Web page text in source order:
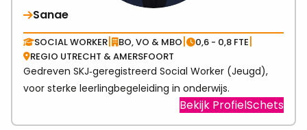
Sanae
SOCIAL WORKER| BO, VO & MBO| 0,6 - 0,8 FTE|
REGIO UTRECHT & AMERSFOORT
Gedreven SKJ‑geregistreerd Social Worker (Jeugd),
voor sterke leerlingbegeleiding in onderwijs.
Bekijk ProfielSchetsVisit
link